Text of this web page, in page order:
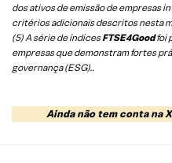
dos ativos de emissão de empresas
critérios adicionais descritos nesta
(5) A série de índicesFTSE4Goodfoi
empresas que demonstram fortes
governança (ESG)..
Ainda não tem conta na